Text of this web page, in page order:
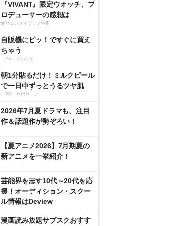
『VIVANT』限定ウオッチ、プ
ロデューサーの感想は
オリコンタイアップ特集
自販機にピッ！ですぐに買え
ちゃう
（PR）ジハンピ
朝1分貼るだけ！ミルクピール
で一日中ずっとうるツヤ肌
（PR）サボリーノ
2026年7月夏ドラマも、注目
作＆話題作が勢ぞろい！
【夏アニメ2026】7月期夏の
新アニメを一挙紹介！
芸能界を志す10代～20代を応
援！オーディション・スクー
ル情報はDeview
漫画読み放題サブスクおすす